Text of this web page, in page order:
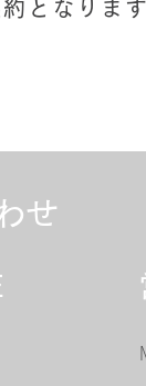
となります
せ